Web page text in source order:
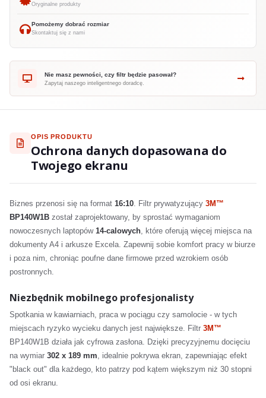
Nie masz pewności, czy filtr będzie pasował?
Zapytaj naszego inteligentnego doradcę.
Oryginalne produkty
Pomożemy dobrać rozmiar
Skontaktuj się z nami
OPIS PRODUKTU
Ochrona danych dopasowana do
Twojego ekranu
Biznes przenosi się na format 16:10. Filtr prywatyzujący 3M™
BP140W1B został zaprojektowany, by sprostać wymaganiom
nowoczesnych laptopów 14-calowych, które oferują więcej miejsca na
dokumenty A4 i arkusze Excela. Zapewnij sobie komfort pracy w biurze
i poza nim, chroniąc poufne dane firmowe przed wzrokiem osób
postronnych.
Niezbędnik mobilnego profesjonalisty
Spotkania w kawiarniach, praca w pociągu czy samolocie - w tych
miejscach ryzyko wycieku danych jest największe. Filtr 3M™
BP140W1B działa jak cyfrowa zasłona. Dzięki precyzyjnemu docięciu
na wymiar 302 x 189 mm, idealnie pokrywa ekran, zapewniając efekt
"black out" dla każdego, kto patrzy pod kątem większym niż 30 stopni
od osi ekranu.